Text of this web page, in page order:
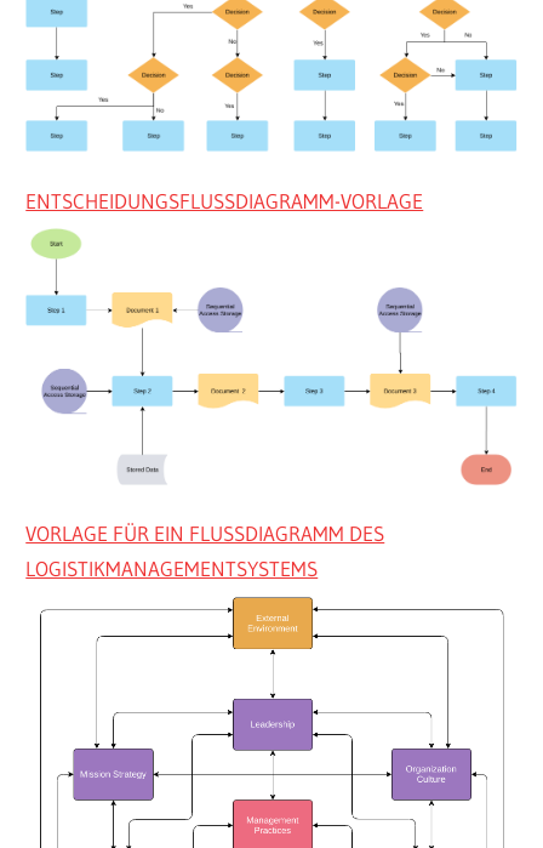
ENTSCHEIDUNGSFLUSSDIAGRAMM-VORLAGE
VORLAGE FÜR EIN FLUSSDIAGRAMM DES
LOGISTIKMANAGEMENTSYSTEMS